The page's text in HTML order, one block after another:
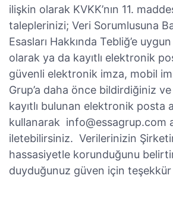
ilişkin olarak KVKK’nın 11.
taleplerinizi; Veri Sorumlusuna
Esasları Hakkında Tebliğ’e
olarak ya da kayıtlı elektronik
güvenli elektronik imza, mobil
Grup’a daha önce bildirdiğiniz
kayıtlı bulunan elektronik posta
kullanarak info@essagrup.com
iletebilirsiniz. Verilerinizin
hassasiyetle korunduğunu
duyduğunuz güven için